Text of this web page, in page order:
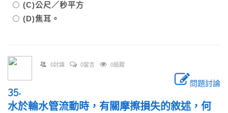
(C)公尺／秒平方
(D)焦耳。
0討論 0留言 0追蹤
問題討論
35.
水於輸水管流動時，有關摩擦損失的敘述，何